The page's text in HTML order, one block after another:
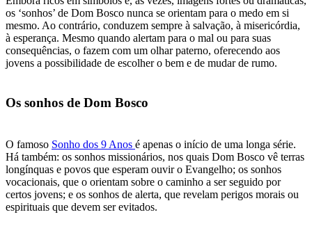
os ‘sonhos’ de Dom Bosco nunca se orientam para o medo em si
mesmo. Ao contrário, conduzem sempre à salvação, à misericórdia,
à esperança. Mesmo quando alertam para o mal ou para suas
consequências, o fazem com um olhar paterno, oferecendo aos
jovens a possibilidade de escolher o bem e de mudar de rumo.
Os sonhos de Dom Bosco
O famoso Sonho dos 9 Anos é apenas o início de uma longa série.
Há também: os sonhos missionários, nos quais Dom Bosco vê terras
longínquas e povos que esperam ouvir o Evangelho; os sonhos
vocacionais, que o orientam sobre o caminho a ser seguido por
certos jovens; e os sonhos de alerta, que revelam perigos morais ou
espirituais que devem ser evitados.